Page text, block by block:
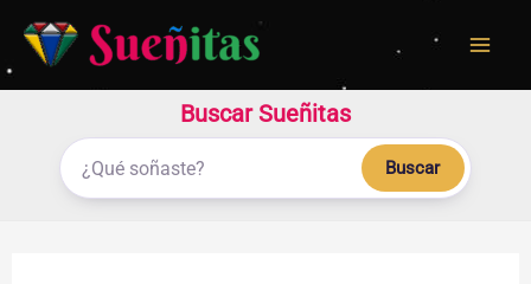
contenido
Buscar Sueñitas
Buscar